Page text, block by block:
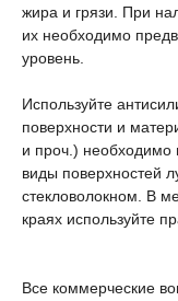
жира и грязи. При
их необходимо
уровень.
Используйте
поверхности и
и проч.) необходимо
виды поверхностей
стекловолокном. В
краях используйте
Все коммерческие